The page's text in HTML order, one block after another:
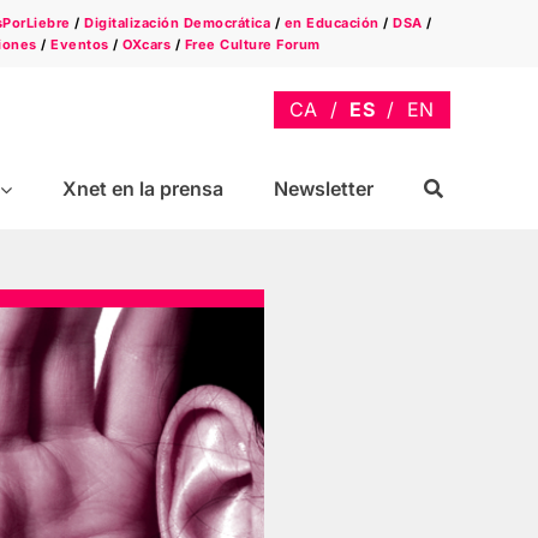
/Digitalización Democrática / en Educación /DSA /
/Eventos /OXcars / Free Culture Forum
Xnet en la prensa Newsletter